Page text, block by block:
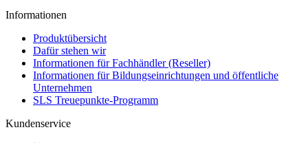
Informationen
Produktübersicht
Dafür stehen wir
Informationen für Fachhändler (Reseller)
Informationen für Bildungseinrichtungen und öffentliche
Unternehmen
SLS Treuepunkte-Programm
Kundenservice